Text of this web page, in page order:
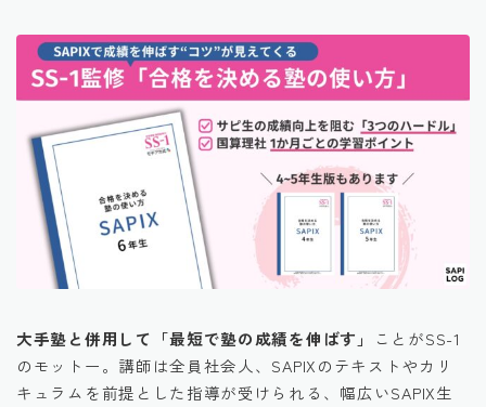
大手塾と併用して「最短で塾の成績を伸ばす」
ことがSS-1
のモットー。講師は全員社会人、SAPIXのテキストやカリ
キュラムを前提とした指導が受けられる、幅広いSAPIX生